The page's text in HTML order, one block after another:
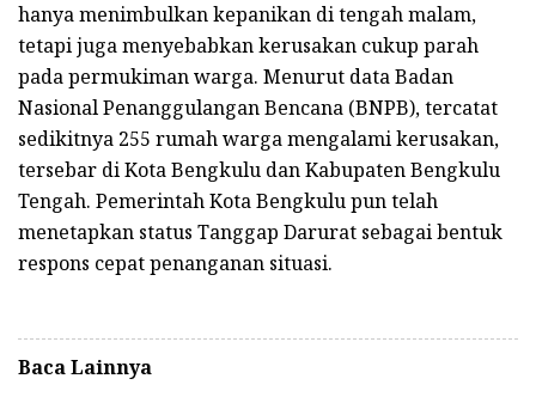
hanya menimbulkan kepanikan di tengah malam,
tetapi juga menyebabkan kerusakan cukup parah
pada permukiman warga. Menurut data Badan
Nasional Penanggulangan Bencana (BNPB), tercatat
sedikitnya 255 rumah warga mengalami kerusakan,
tersebar di Kota Bengkulu dan Kabupaten Bengkulu
Tengah. Pemerintah Kota Bengkulu pun telah
menetapkan status Tanggap Darurat sebagai bentuk
respons cepat penanganan situasi.
Baca Lainnya